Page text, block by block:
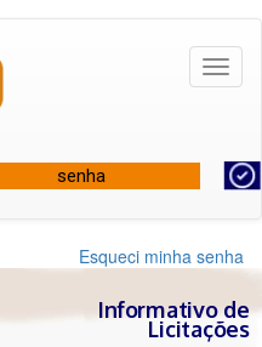
Esqueci minha senha
Informativo de
Licitações